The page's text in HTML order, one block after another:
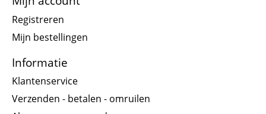
Registreren
Mijn bestellingen
Informatie
Klantenservice
Verzenden - betalen - omruilen